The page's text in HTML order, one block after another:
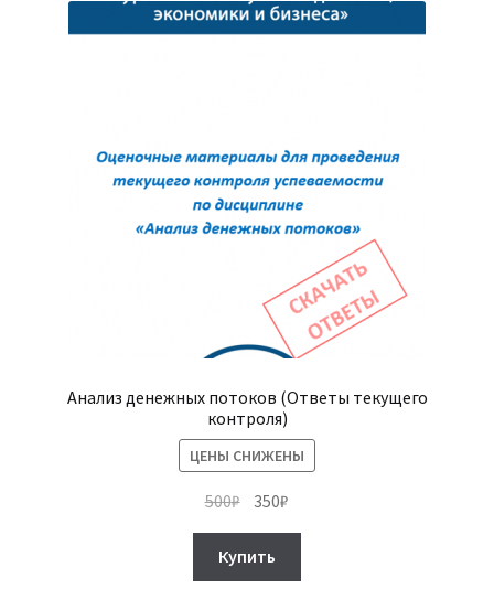
Анализ денежных потоков (Ответы текущего
контроля)
ЦЕНЫ СНИЖЕНЫ
500₽ Первоначальная
составляла
500₽.
350₽
Купить